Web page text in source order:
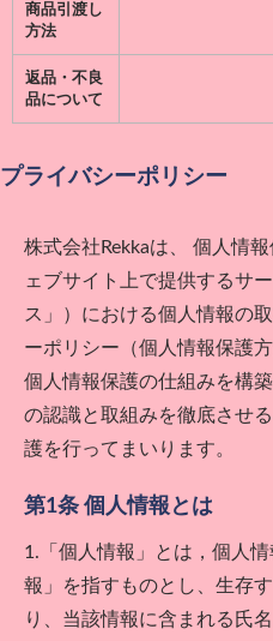
商品引渡し
方法
返品・不良
品について
プライバシーポリシー
株式会社Rekkaは、 個人情
ェブサイト上で提供するサ
ス」）における個人情報の
ーポリシー（個人情報保護
個人情報保護の仕組みを構
の認識と取組みを徹底させ
護を行ってまいります。
第1条 個人情報とは
1.「個人情報」とは，個人
報」を指すものとし、生存
り、当該情報に含まれる氏